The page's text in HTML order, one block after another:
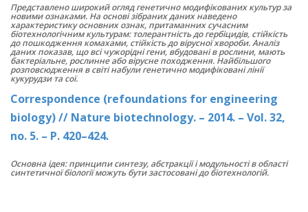
Представлено широкий огляд генетично модифікованих культур за
новими ознаками. На основі зібраних даних наведено
характеристику основних ознак, притаманних сучасним
біотехнологічним культурам: толерантність до гербіцидів, стійкість
до пошкодження комахами, стійкість до вірусної хвороби. Аналіз
даних показав, що всі чужорідні гени, вбудовані в рослини, мають
бактеріальне, рослинне або вірусне походження. Найбільшого
розповсюдження в світі набули генетично модифіковані лінії
кукурудзи та сої.
Сorrespondence (refoundations for engineering
biology) // Nature biotechnology. – 2014. – Vol. 32,
no. 5. – P. 420–424.
Основна ідея: принципи синтезу, абстракції і модульності в області
синтетичної біології можуть бути застосовані до біотехнологій.